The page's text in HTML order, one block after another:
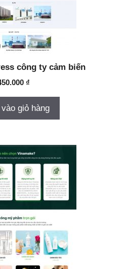
công ty cảm biến
₫
giỏ hàng